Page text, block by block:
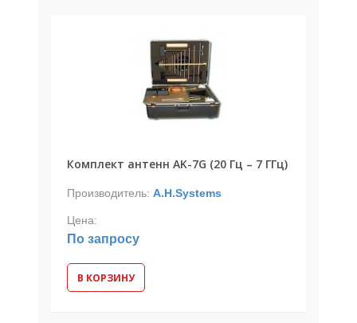
Комплект антенн AK-7G (20 Гц – 7 ГГц)
Производитель: A.H.Systems
Цена:
По запросу
В КОРЗИНУ